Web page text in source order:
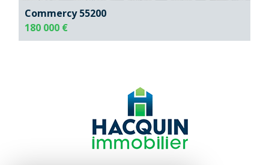
Commercy 55200
180 000 €